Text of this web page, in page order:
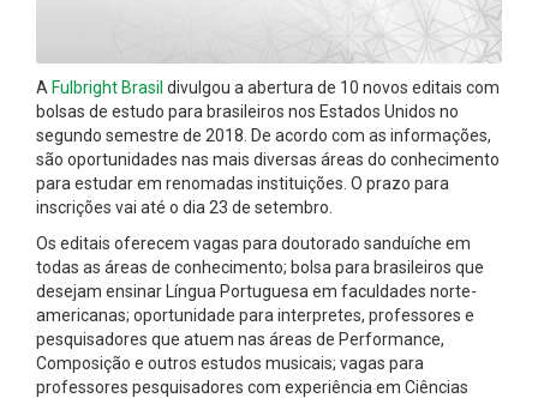
A Fulbright Brasil divulgou a abertura de 10 novos editais com
bolsas de estudo para brasileiros nos Estados Unidos no
segundo semestre de 2018. De acordo com as informações,
são oportunidades nas mais diversas áreas do conhecimento
para estudar em renomadas instituições. O prazo para
inscrições vai até o dia 23 de setembro.
Os editais oferecem vagas para doutorado sanduíche em
todas as áreas de conhecimento; bolsa para brasileiros que
desejam ensinar Língua Portuguesa em faculdades norte-
americanas; oportunidade para interpretes, professores e
pesquisadores que atuem nas áreas de Performance,
Composição e outros estudos musicais; vagas para
professores pesquisadores com experiência em Ciências